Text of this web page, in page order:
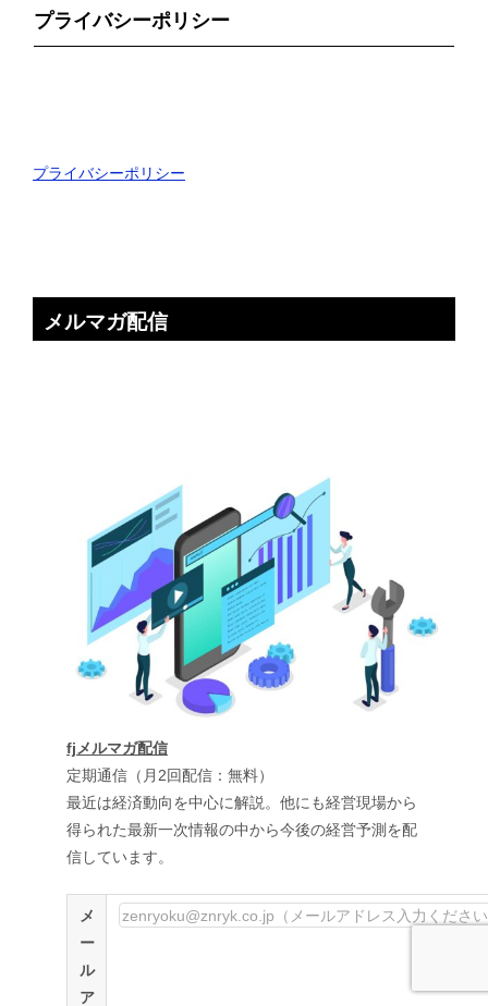
プライバシーポリシー
プライバシーポリシー
メルマガ配信
fjメルマガ配信
定期通信（月2回配信：無料）
最近は経済動向を中心に解説。他にも経営現場から
得られた最新一次情報の中から今後の経営予測を配
信しています。
メ
ー
ル
ア